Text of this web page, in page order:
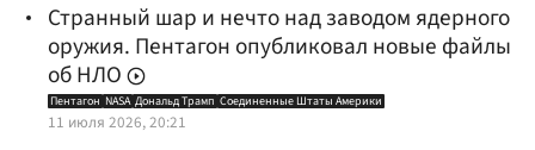
Странный шар и нечто над заводом ядерного
оружия. Пентагон опубликовал новые файлы
об НЛО
Пентагон NASA Дональд Трамп Соединенные Штаты Америки
11 июля 2026, 20:21